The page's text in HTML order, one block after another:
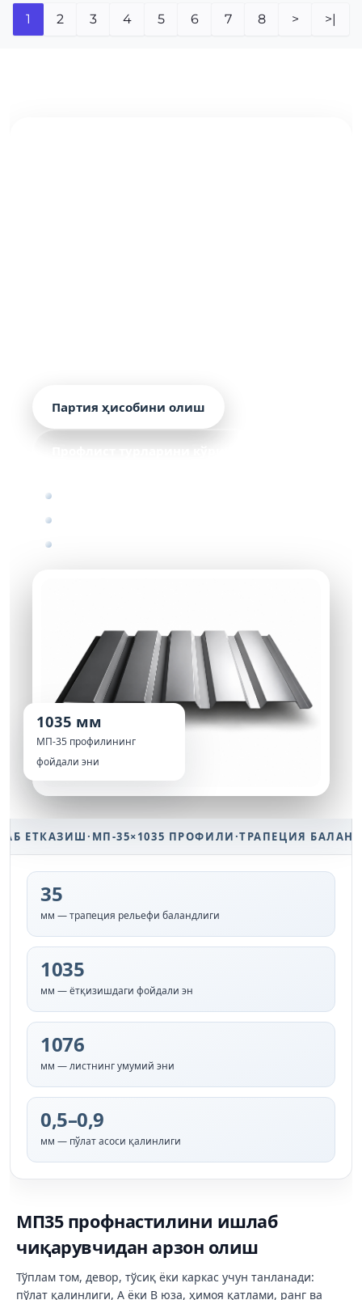
1 2 3 4 5 6 7 8 > >|
Партия ҳисобини олиш
1035 мм
МП-35 профилининг
фойдали эни
·МП-35×1035 ПРОФИЛИ·ТРАПЕЦИЯ БАЛАНДЛИГИ
35
мм — трапеция рельефи баландлиги
1035
мм — ётқизишдаги фойдали эн
1076
мм — листнинг умумий эни
0,5–0,9
мм — пўлат асоси қалинлиги
МП35 профнастилини ишлаб
чиқарувчидан арзон олиш
Тўплам том, девор, тўсиқ ёки каркас учун танланади:
пўлат қалинлиги, A ёки B юза, ҳимоя қатлами, ранг ва